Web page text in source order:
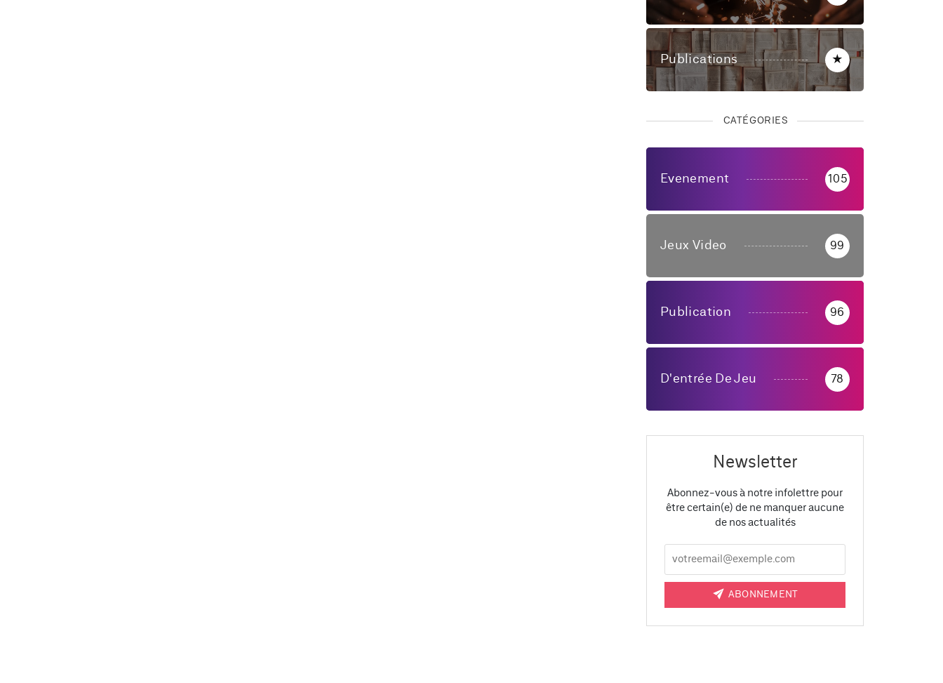
Publications ★
CATÉGORIES
Evenement 105
Jeux Video 99
Publication 96
D'entrée De Jeu 78
Newsletter
Abonnez-vous à notre infolettre pour
être certain(e) de ne manquer aucune
de nos actualités
ABONNEMENT